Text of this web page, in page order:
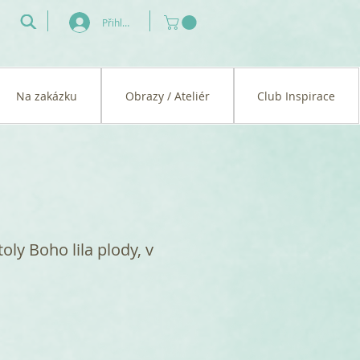
Přihlásit se
Na zakázku Obrazy / Ateliér Club Inspirace
Boho lila plody, v